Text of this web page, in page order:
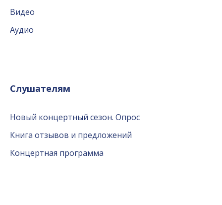
Видео
Аудио
Слушателям
Новый концертный сезон. Опрос
Книга отзывов и предложений
Концертная программа